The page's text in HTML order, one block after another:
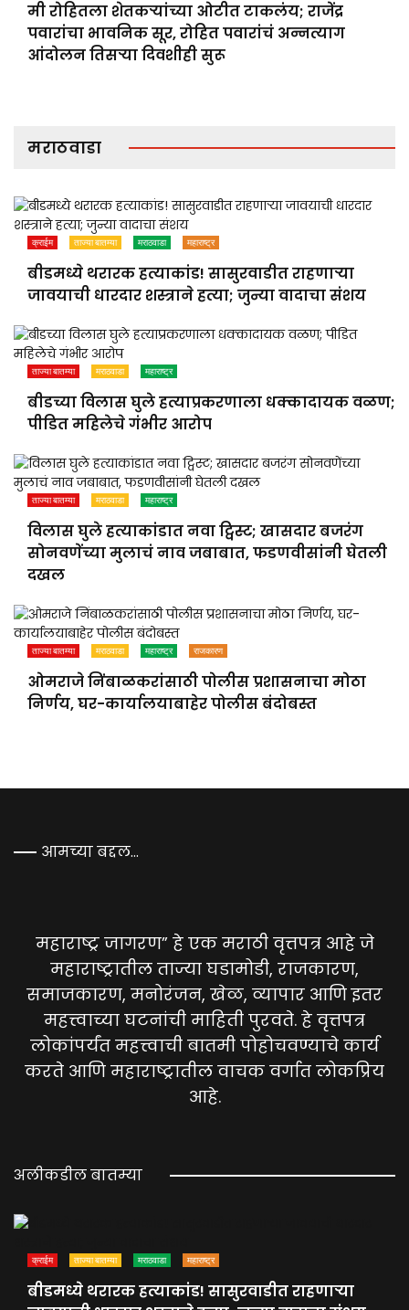
मी रोहितला शेतकऱ्यांच्या ओटीत टाकलंय; राजेंद्र
पवारांचा भावनिक सूर, रोहित पवारांचं अन्नत्याग
आंदोलन तिसऱ्या दिवशीही सुरू
मराठवाडा
क्राईम ताज्या बातम्या मराठवाडा महाराष्ट्र
बीडमध्ये थरारक हत्याकांड! सासुरवाडीत राहणाऱ्या
जावयाची धारदार शस्त्राने हत्या; जुन्या वादाचा संशय
ताज्या बातम्या मराठवाडा महाराष्ट्र
बीडच्या विलास घुले हत्याप्रकरणाला धक्कादायक वळण;
पीडित महिलेचे गंभीर आरोप
ताज्या बातम्या मराठवाडा महाराष्ट्र
विलास घुले हत्याकांडात नवा ट्विस्ट; खासदार बजरंग
सोनवणेंच्या मुलाचं नाव जबाबात, फडणवीसांनी घेतली
दखल
ताज्या बातम्या मराठवाडा महाराष्ट्र राजकारण
ओमराजे निंबाळकरांसाठी पोलीस प्रशासनाचा मोठा
निर्णय, घर-कार्यालयाबाहेर पोलीस बंदोबस्त
आमच्या बद्दल…
महाराष्ट्र जागरण” हे एक मराठी वृत्तपत्र आहे जे
महाराष्ट्रातील ताज्या घडामोडी, राजकारण,
समाजकारण, मनोरंजन, खेळ, व्यापार आणि इतर
महत्त्वाच्या घटनांची माहिती पुरवते. हे वृत्तपत्र
लोकांपर्यंत महत्त्वाची बातमी पोहोचवण्याचे कार्य
करते आणि महाराष्ट्रातील वाचक वर्गात लोकप्रिय
आहे.
अलीकडील बातम्या
क्राईम ताज्या बातम्या मराठवाडा महाराष्ट्र
बीडमध्ये थरारक हत्याकांड! सासुरवाडीत राहणाऱ्या